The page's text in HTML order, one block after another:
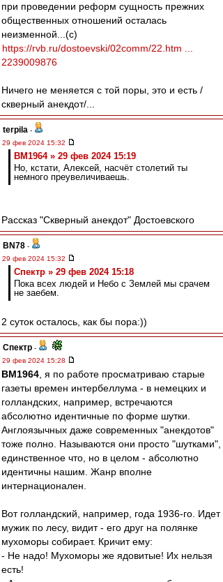
при проведении реформ сущность прежних
общественных отношений осталась
неизменной...(с)
https://rvb.ru/dostoevski/02comm/22.htm ...
2239009876
Ничего не меняется с той поры, это и есть /
скверный анекдот/...
terpila -
29 фев 2024 15:32
BM1964 » 29 фев 2024 15:19
Но, кстати, Алексей, насчёт столетий ты
немного преувеличиваешь.
Рассказ "Скверный анекдот" Достоевского
BN78 -
29 фев 2024 15:32
Спектр » 29 фев 2024 15:18
Пока всех людей и Небо с Землей мы срачем
не заебем.
2 суток осталось, как бы пора:))
Спектр -
29 фев 2024 15:28
BM1964 , я по работе просматриваю старые
газеты времен интербеллума - в немецких и
голландских, например, встречаются
абсолютно идентичные по форме шутки.
Англоязычных даже современных "анекдотов"
тоже полно. Называются они просто "шутками",
единственное что, но в целом - абсолютно
идентичны нашим. Жанр вполне
интернационален.
Вот голландский, например, года 1936-го. Идет
мужик по лесу, видит - его друг на полянке
мухоморы собирает. Кричит ему:
- Не надо! Мухоморы же ядовитые! Их нельзя
есть!